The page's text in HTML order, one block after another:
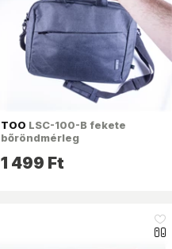
TOO LSC-100-B fekete
bőröndmérleg
1 499 Ft
like_16